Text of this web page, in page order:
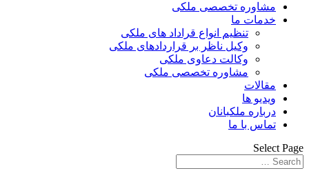
مشاوره تخصصی ملکی
خدمات ما
تنظیم انواع قراداد های ملکی
وکیل ناظر بر قراردادهای ملکی
وکالت دعاوی ملکی
مشاوره تخصصی ملکی
مقالات
ویدیو ها
درباره ملکبانان
تماس با ما
Select Page